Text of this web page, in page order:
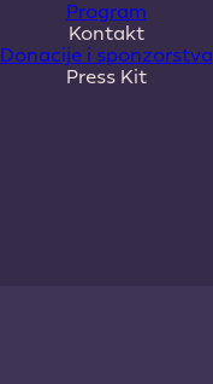
Program
Kontakt
Donacije i sponzorstva
Press Kit